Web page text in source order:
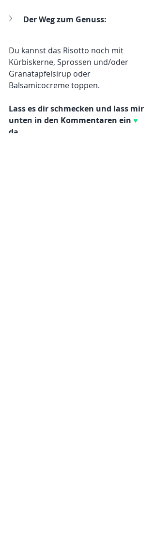
Der Weg zum Genuss:
Du kannst das Risotto noch mit
Kürbiskerne, Sprossen und/oder
Granatapfelsirup oder
Balsamicocreme toppen.
Lass es dir schmecken und lass mir
unten in den Kommentaren ein ♥
da.